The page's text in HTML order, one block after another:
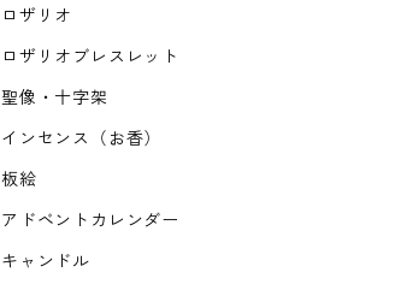
ロザリオ
ロザリオブレスレット
聖像・十字架
インセンス（お香）
板絵
アドベントカレンダー
キャンドル